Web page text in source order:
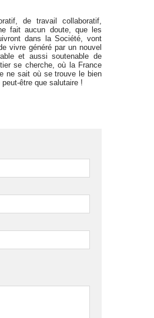
de travail collaboratif,
fait aucun doute, que les
dans la Société, vont
vivre généré par un nouvel
et aussi soutenable de
se cherche, où la France
ne sait où se trouve le bien
être que salutaire !